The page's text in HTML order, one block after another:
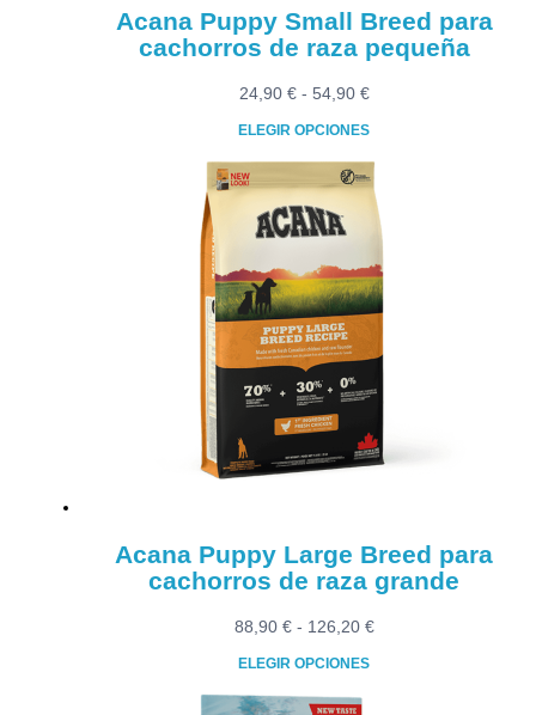
Acana Puppy Small Breed para
cachorros de raza pequeña
24,90 € - 54,90 €Rango
desde
24,90 €
hasta
ELEGIR OPCIONES
Este
producto
tiene
variantes.
Las
opciones
se
pueden
elegir
en
la
Acana Puppy Large Breed para
cachorros de raza grande
88,90 € - 126,20 €Rango
ELEGIR OPCIONES
Este